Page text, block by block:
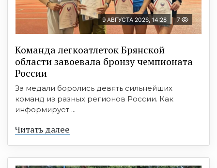
9 АВГУСТА 2026, 14:28 7
Команда легкоатлеток Брянской
области завоевала бронзу чемпионата
России
За медали боролись девять сильнейших
команд из разных регионов России. Как
информирует ...
Читать далее